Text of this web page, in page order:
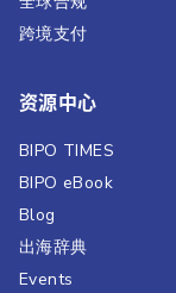
跨境支付
资源中心
BIPO TIMES
BIPO eBook
Blog
出海辞典
Events